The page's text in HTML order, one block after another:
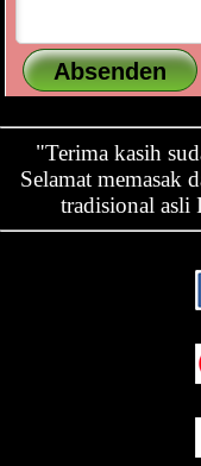
"Terima kasih
Selamat memasak
tradisional asli